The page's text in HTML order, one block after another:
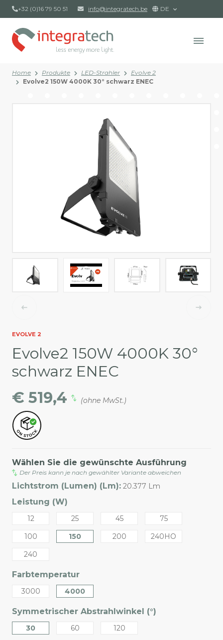
+32 (0)16 79 50 51 info@integratech.be DE
Home Produkte LED-Strahler
Evolve 2
Evolve2 150W 4000K 30° schwarz ENEC
EVOLVE 2
Evolve2 150W 4000K 30°
schwarz ENEC
€ 519,4
(ohne MwSt.)
Wählen Sie die gewünschte Ausführung
Der Preis kann je nach gewählter Variante abweichen
Lichtstrom (Lumen) (Lm): 20.377 Lm
Leistung (W)
12 25 45
75
100
150 200
240HO
240
Farbtemperatur
3000 4000
Symmetrischer Abstrahlwinkel (°)
30 60 120